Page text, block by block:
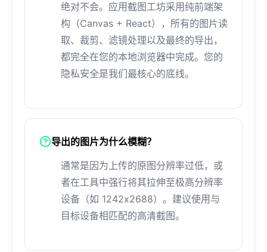
绝对不会。应用截图工坊采用纯前端架
构（Canvas + React），所有的图片读
取、裁剪、滤镜处理以及最终的导出，
都完全在您的本地浏览器中完成。您的
隐私安全是我们最核心的底线。
导出的图片为什么模糊？
通常是因为上传的原图分辨率过低，或
者在工具中强行将其拉伸至极高分辨率
设备（如 1242x2688）。建议使用与
目标设备相匹配的高清截图。